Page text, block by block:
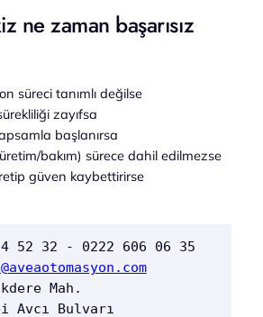
ne zaman başarısız
süreci tanımlı değilse
zayıfsa
başlanırsa
bakım) sürece dahil edilmezse
güven kaybettirirse
52 32 - 0222 606 06 35
Mah.
Avcı Bulvarı